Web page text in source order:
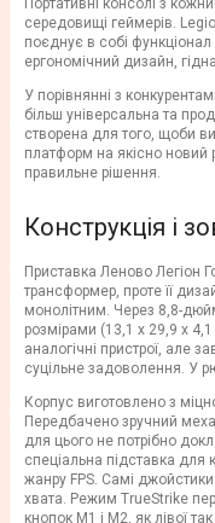
Портативні консолі з
середовищі геймерів.
поєднує в собі функціонал
ергономічний дизайн,
У порівнянні з
більш універсальна та
створена для того, щоби
платформ на якісно новий
правильне рішення.
Конструкція і
Приставка Леново Легіон
трансформер, проте її
монолітним. Через 8,8-
розмірами (13,1 х 29,9 х
аналогічні пристрої, але
суцільне задоволення. У
Корпус виготовлено з
Передбачено зручний
для цього не потрібно
спеціальна підставка
жанру FPS. Самі
хвата. Режим TrueStrike
кнопок M1 і M2, як лівої